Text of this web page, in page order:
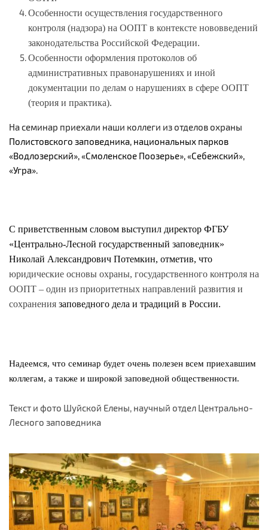
Особенности осуществления государственного
контроля (надзора) на ООПТ в контексте нововведений
законодательства Российской Федерации.
Особенности оформления протоколов об
административных правонарушениях и иной
документации по делам о нарушениях в сфере ООПТ
(теория и практика).
На семинар приехали наши коллеги из отделов охраны
Полистовского заповедника, национальных парков
«Водлозерский», «Смоленское Поозерье», «Себежский»,
«Угра».
С приветственным словом выступил директор ФГБУ
«Центрально-Лесной государственный заповедник»
Николай Александрович Потемкин, отметив, что
юридические основы охраны, государственного контроля на
ООПТ – один из приоритетных направлений развития и
сохранения заповедного дела и традиций в России.
Надеемся, что семинар будет очень полезен всем приехавшим
коллегам, а также и широкой заповедной общественности.
Текст и фото Шуйской Елены, научный отдел Центрально-
Лесного заповедника